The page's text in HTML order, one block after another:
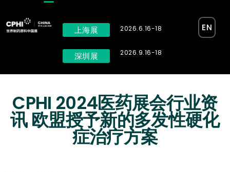
上海展
深圳展
2026.6.16-18
2026.9.16-18
EN
CPHI 2024医药展会行业资
讯 欧盟授予新的多发性硬化
症治疗方案